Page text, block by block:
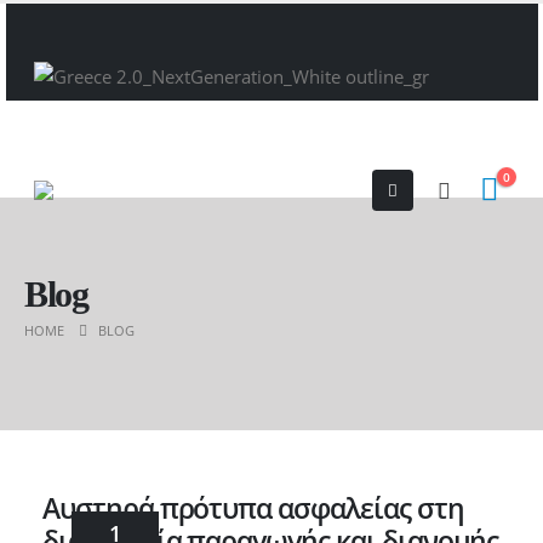
0
Blog
HOME BLOG
1
Αυστηρά πρότυπα ασφαλείας στη